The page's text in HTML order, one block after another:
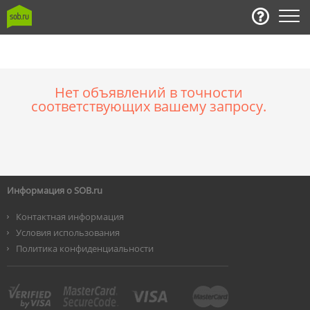
Нет объявлений в точности
соответствующих вашему запросу.
Информация о SOB.ru
Контактная информация
Условия использования
Политика конфиденциальности